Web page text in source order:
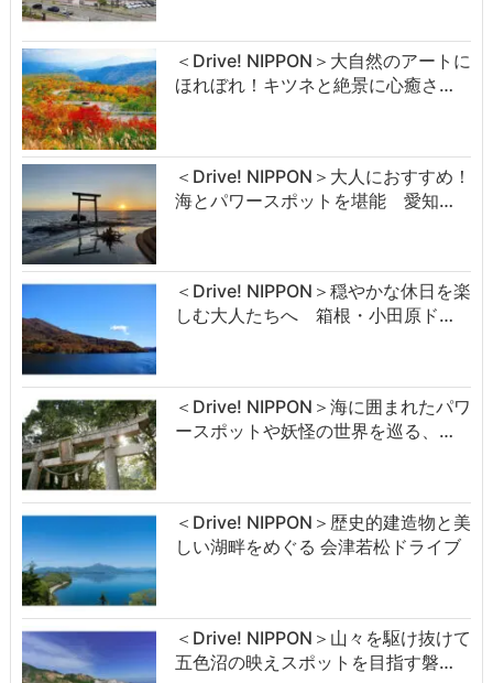
＜Drive! NIPPON＞大自然のアートに
ほれぼれ！キツネと絶景に心癒さ…
＜Drive! NIPPON＞大人におすすめ！
海とパワースポットを堪能 愛知…
＜Drive! NIPPON＞穏やかな休日を楽
しむ大人たちへ 箱根・小田原ド…
＜Drive! NIPPON＞海に囲まれたパワ
ースポットや妖怪の世界を巡る、…
＜Drive! NIPPON＞歴史的建造物と美
しい湖畔をめぐる 会津若松ドライブ
＜Drive! NIPPON＞山々を駆け抜けて
五色沼の映えスポットを目指す磐…